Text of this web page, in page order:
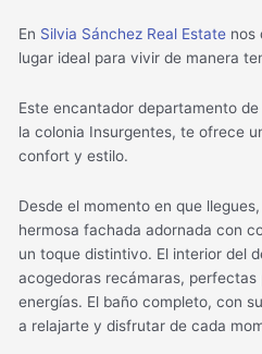
En Silvia Sánchez Real Estate nos
lugar ideal para vivir de manera
Este encantador departamento
la colonia Insurgentes, te ofrece
confort y estilo.
Desde el momento en que
hermosa fachada adornada con
un toque distintivo. El interior del
acogedoras recámaras,
energías. El baño completo, con
a relajarte y disfrutar de cada